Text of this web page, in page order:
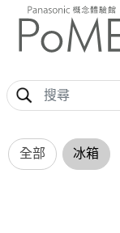
全部 冰箱